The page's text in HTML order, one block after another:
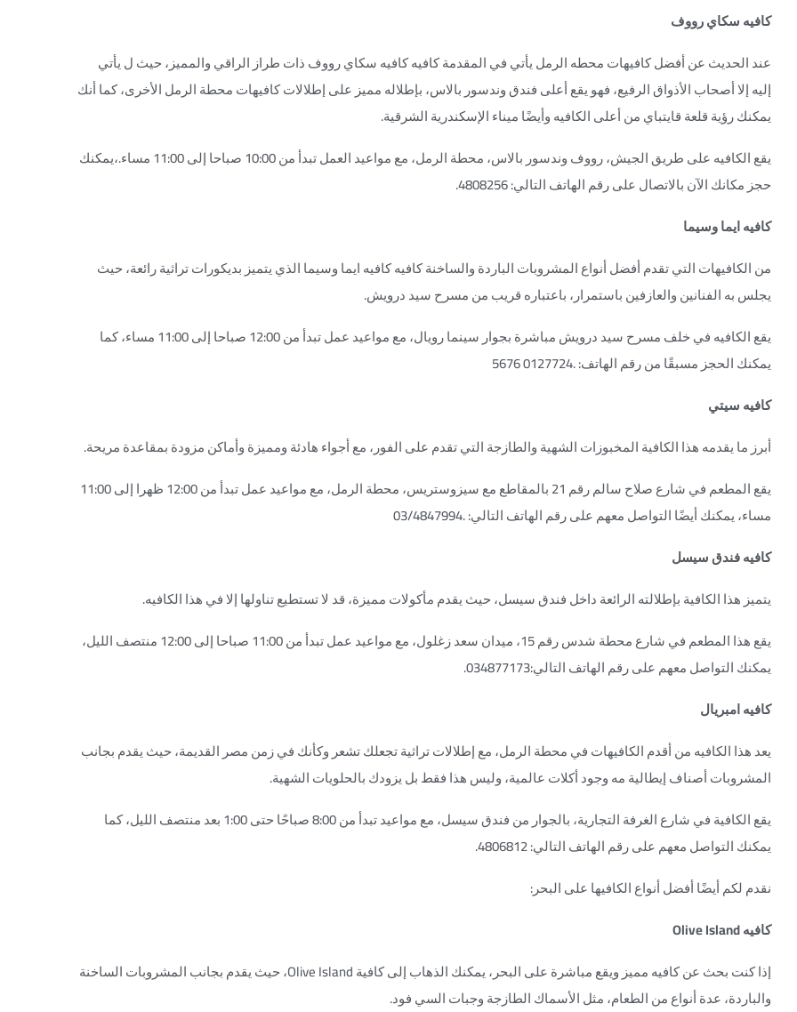
كافيه سكاي رووف
عند الحديث عن أفضل كافيهات محطه الرمل يأتي في المقدمة كافيه كافيه سكاي رووف ذات طراز الراقي والمميز، حيث ل يأتي
إليه إلا أصحاب الأذواق الرفيع، فهو يقع أعلى فندق وندسور بالاس، بإطلاله مميز على إطلالات كافيهات محطة الرمل الأخرى، كما أنك
يمكنك رؤية قلعة قايتباي من أعلى الكافيه وأيضًا ميناء الإسكندرية الشرقية.
يقع الكافيه على طريق الجيش، رووف وندسور بالاس، محطة الرمل، مع مواعيد العمل تبدأ من 10:00 صباحا إلى 11:00 مساء.،يمكنك
حجز مكانك الآن بالاتصال على رقم الهاتف التالي: 4808256.
كافيه ايما وسيما
من الكافيهات التي تقدم أفضل أنواع المشروبات الباردة والساخنة كافيه كافيه ايما وسيما الذي يتميز بديكورات تراثية رائعة، حيث
يجلس به الفنانين والعازفين باستمرار، باعتباره قريب من مسرح سيد درويش.
يقع الكافيه في خلف مسرح سيد درويش مباشرة بجوار سينما رويال، مع مواعيد عمل تبدأ من 12:00 صباحا إلى 11:00 مساء، كما
يمكنك الحجز مسبقًا من رقم الهاتف: .0127724 5676
كافيه سيتي
أبرز ما يقدمه هذا الكافية المخبوزات الشهية والطازجة التي تقدم على الفور، مع أجواء هادئة ومميزة وأماكن مزودة بمقاعدة مريحة.
يقع المطعم في شارع صلاح سالم رقم 21 بالمقاطع مع سيزوستريس، محطة الرمل، مع مواعيد عمل تبدأ من 12:00 ظهرا إلى 11:00
مساء، يمكنك أيضًا التواصل معهم على رقم الهاتف التالي: .03/4847994
كافيه فندق سيسل
يتميز هذا الكافية بإطلالته الرائعة داخل فندق سيسل، حيث يقدم مأكولات مميزة، قد لا تستطيع تناولها إلا في هذا الكافيه.
يقع هذا المطعم في شارع محطة شدس رقم 15، ميدان سعد زغلول، مع مواعيد عمل تبدأ من 11:00 صباحا إلى 12:00 منتصف الليل،
يمكنك التواصل معهم على رقم الهاتف التالي:034877173.
كافيه امبريال
يعد هذا الكافيه من أقدم الكافيهات في محطة الرمل، مع إطلالات تراثية تجعلك تشعر وكأنك في زمن مصر القديمة، حيث يقدم بجانب
المشروبات أصناف إيطالية مه وجود أكلات عالمية، وليس هذا فقط بل يزودك بالحلويات الشهية.
يقع الكافية في شارع الغرفة التجارية، بالجوار من فندق سيسل، مع مواعيد تبدأ من 8:00 صباحًا حتى 1:00 بعد منتصف الليل، كما
يمكنك التواصل معهم على رقم الهاتف التالي: 4806812.
نقدم لكم أيضًا أفضل أنواع الكافيها على البحر:
كافيه Olive Island
إذا كنت بحث عن كافيه مميز ويقع مباشرة على البحر، يمكنك الذهاب إلى كافية Olive Island، حيث يقدم بجانب المشروبات الساخنة
والباردة، عدة أنواع من الطعام، مثل الأسماك الطازجة وجبات السي فود.